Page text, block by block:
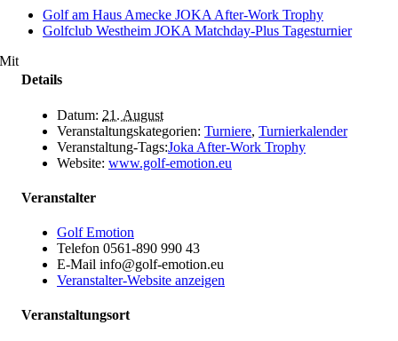
Golf am Haus Amecke JOKA After-Work Trophy
Golfclub Westheim JOKA Matchday-Plus Tagesturnier
Details
Datum: 21. August
Veranstaltungskategorien: Turniere, Turnierkalender
Veranstaltung-Tags:Joka After-Work Trophy
Website: www.golf-emotion.eu
Veranstalter
Golf Emotion
Telefon 0561-890 990 43
E-Mail info@golf-emotion.eu
Veranstalter-Website anzeigen
Veranstaltungsort
Mit